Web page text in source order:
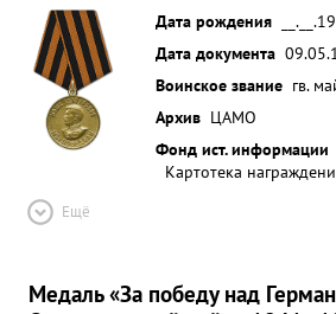
Дата рождения
Дата документа
Воинское звание гв.
Архив ЦАМО
Фонд ист. информации
Картотека
Ещё
Медаль «За победу над